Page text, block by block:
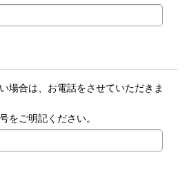
場合は、お電話をさせていただきま
をご明記ください。